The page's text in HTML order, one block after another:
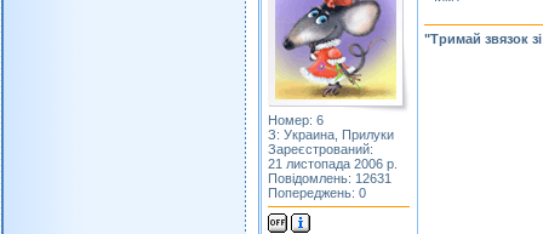
Номер: 6
З: Украина, Прилуки
Зареєстрований:
21 листопада 2006 р.
Повідомлень: 12631
Попереджень: 0
"Тримай звязок